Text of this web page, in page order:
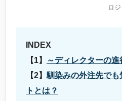
ロ
INDEX
～ディレクターの進
馴染みの外注先で
トとは？